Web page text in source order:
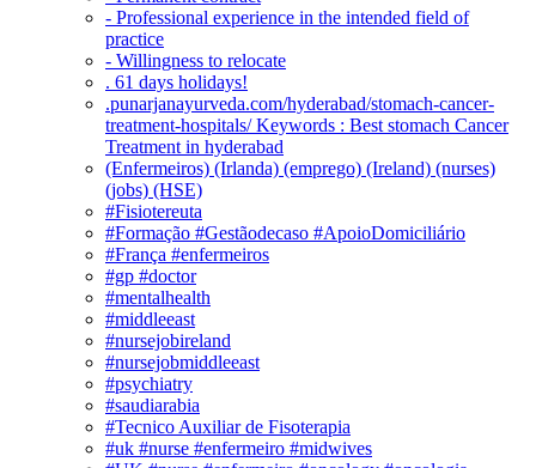
- Professional experience in the intended field of
practice
- Willingness to relocate
. 61 days holidays!
.punarjanayurveda.com/hyderabad/stomach-cancer-
treatment-hospitals/ Keywords : Best stomach Cancer
Treatment in hyderabad
(Enfermeiros) (Irlanda) (emprego) (Ireland) (nurses)
(jobs) (HSE)
#Fisiotereuta
#Formação #Gestãodecaso #ApoioDomiciliário
#França #enfermeiros
#gp #doctor
#mentalhealth
#middleeast
#nursejobireland
#nursejobmiddleeast
#psychiatry
#saudiarabia
#Tecnico Auxiliar de Fisoterapia
#uk #nurse #enfermeiro #midwives